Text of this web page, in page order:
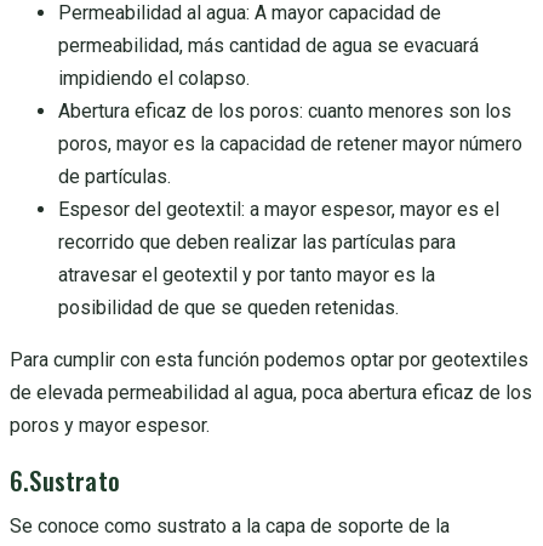
Permeabilidad al agua: A mayor capacidad de
permeabilidad, más cantidad de agua se evacuará
impidiendo el colapso.
Abertura eficaz de los poros: cuanto menores son los
poros, mayor es la capacidad de retener mayor número
de partículas.
Espesor del geotextil: a mayor espesor, mayor es el
recorrido que deben realizar las partículas para
atravesar el geotextil y por tanto mayor es la
posibilidad de que se queden retenidas.
Para cumplir con esta función podemos optar por geotextiles
de elevada permeabilidad al agua, poca abertura eficaz de los
poros y mayor espesor.
6.Sustrato
Se conoce como sustrato a la capa de soporte de la